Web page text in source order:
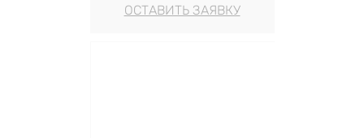
ОСТАВИТЬ ЗАЯВКУ